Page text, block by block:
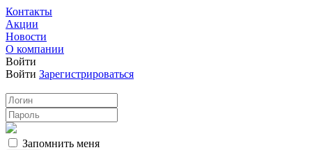
Контакты
Акции
Новости
О компании
Войти
Войти Зарегистрироваться
Запомнить меня